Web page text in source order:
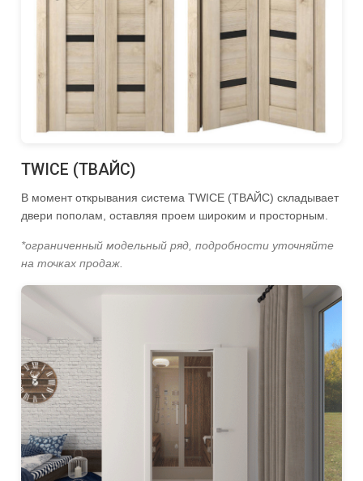
TWICE (ТВАЙС)
В момент открывания система TWICE (ТВАЙС) складывает
двери пополам, оставляя проем широким и просторным.
*ограниченный модельный ряд, подробности уточняйте
на точках продаж.